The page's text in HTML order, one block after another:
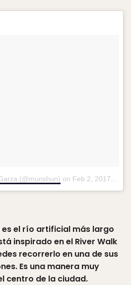
(@munshun) on Feb 2, 2017 at 2:14pm PST
es el río artificial más largo
inspirado en el River Walk
recorrerlo en una de sus
Es una manera muy
centro de la ciudad.